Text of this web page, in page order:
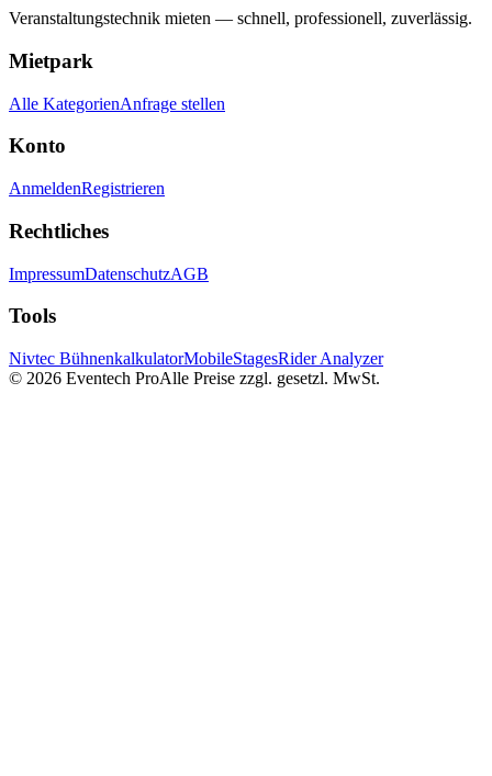
Veranstaltungstechnik mieten — schnell, professionell, zuverlässig.
Mietpark
Alle KategorienAnfrage stellen
Konto
AnmeldenRegistrieren
Rechtliches
ImpressumDatenschutzAGB
Tools
Nivtec BühnenkalkulatorMobileStagesRider Analyzer
© 2026 Eventech ProAlle Preise zzgl. gesetzl. MwSt.